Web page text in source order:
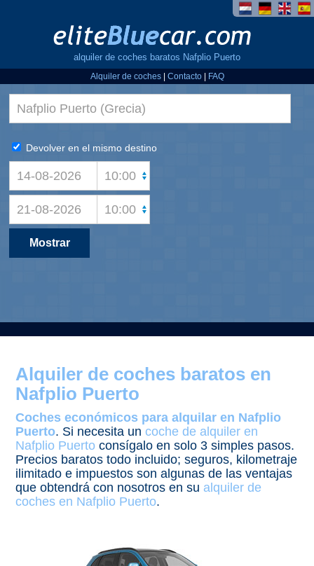
alquiler de coches baratos Nafplio Puerto
Alquiler de coches| Contacto| FAQ
Alquiler de coches baratos en
Nafplio Puerto
Coches económicos para alquilar en Nafplio
Puerto. Si necesita uncoche de alquiler en
Nafplio Puerto consígalo en solo 3 simples pasos.
Precios baratos todo incluido; seguros, kilometraje
ilimitado e impuestos son algunas de las ventajas
que obtendrá con nosotros en su alquiler de
coches en Nafplio Puerto.
Devolver en el mismo destino